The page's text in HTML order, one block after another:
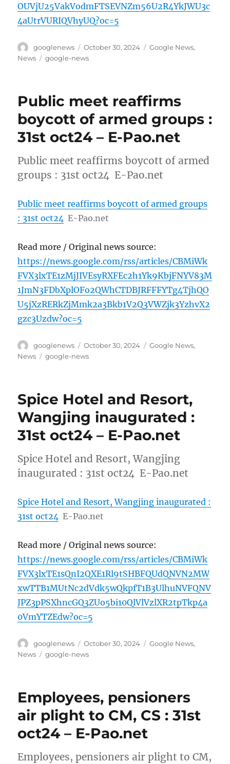
OUVjU25VakVodmFTSEVNZm56U2R4YkJWU3c
4aUtrVURIQVhyUQ?oc=5
Author
googlenews
Posted
on
October 30, 2024 Categories
Google News,
News
Tags
google-news
Public meet reaffirms
boycott of armed groups :
31st oct24 – E-Pao.net
Public meet reaffirms boycott of armed
groups : 31st oct24 E-Pao.net
Public meet reaffirms boycott of armed groups
: 31st oct24 E-Pao.net
Read more / Original news source:
https://news.google.com/rss/articles/CBMiWk
FVX3lxTE1zMjJIVEsyRXFEc2h1Yk9KbjFNYV83M
1JmN3FDbXplOFo2QWhCTDBJRFFFYTg4TjhQO
U5jXzRERkZjMmk2a3Bkb1V2Q3VWZjk3YzhvX2
gzc3Uzdw?oc=5
Author
googlenews
Posted
on
October 30, 2024 Categories
Google News,
News
Tags
google-news
Spice Hotel and Resort,
Wangjing inaugurated :
31st oct24 – E-Pao.net
Spice Hotel and Resort, Wangjing
inaugurated : 31st oct24 E-Pao.net
Spice Hotel and Resort, Wangjing inaugurated :
31st oct24 E-Pao.net
Read more / Original news source:
https://news.google.com/rss/articles/CBMiWk
FVX3lxTE1sQnI2QXE1Rl9tSHBFQUdQNVN2MW
xwTTB1MUtNc2dVdk5wQkpfT1B3UlhuNVFQNV
JPZ3pPSXhncGQ3ZUo5bi10QlVlVzlXR2tpTkp4a
0VmYTZEdw?oc=5
Author
googlenews
Posted
on
October 30, 2024 Categories
Google News,
News
Tags
google-news
Employees, pensioners
air plight to CM, CS : 31st
oct24 – E-Pao.net
Employees, pensioners air plight to CM,